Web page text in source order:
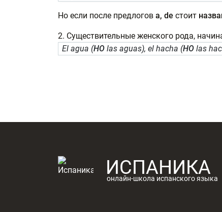
Но если после предлогов a, de стоит
2. Существительные женского рода,
El agua (НО las aguas), el hacha (НО las
ИСПАНИКА
онлайн-школа испанского языка